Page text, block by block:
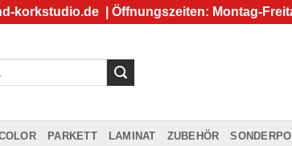
korkstudio.de | Öffnungszeiten: Montag-
PARKETT LAMINAT ZUBEHÖR